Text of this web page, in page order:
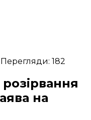
Перегляди: 182
на